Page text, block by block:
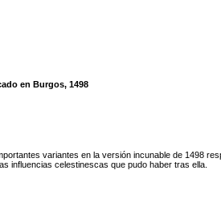
en Burgos, 1498
variantes en la versión incunable de 1498
influencias celestinescas que pudo haber tras ella.